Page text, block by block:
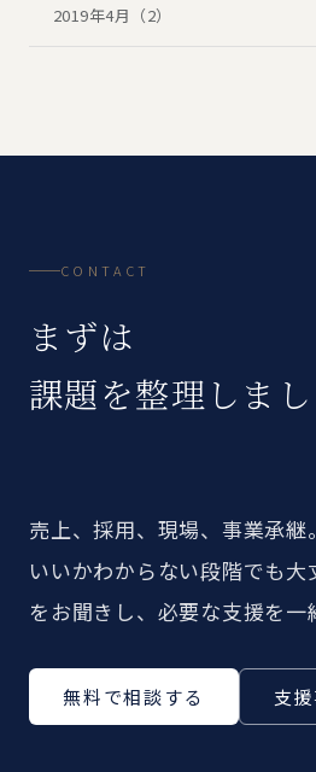
2019年4月（2）
CONTACT
まずは
課題を整理しまし
売上、採用、現場、事業承
いいかわからない段階でも
をお聞きし、必要な支援を一
無料で相談する 支